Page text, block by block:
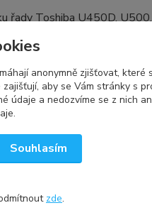
Toshiba U450D,
notebooku, bez
do modulární
rušivě či nevhodně
pro přichycení
HDD v notebooku, tak i
zdali chcete nabootovat
anonymně zjišťovat, které
aby se Vám stránky s
údaje a nedozvíme se z nich
Souhlasím
zde.